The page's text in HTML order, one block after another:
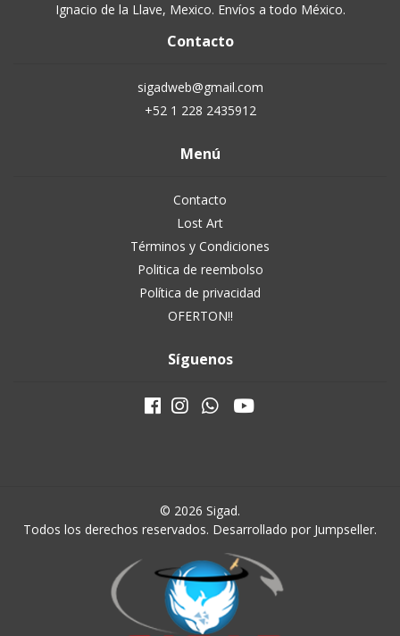
Ignacio de la Llave, Mexico. Envíos a todo México.
Contacto
sigadweb@gmail.com
+52 1 228 2435912
Menú
Contacto
Lost Art
Términos y Condiciones
Politica de reembolso
Política de privacidad
OFERTON!!
Síguenos
© 2026 Sigad.
Todos los derechos reservados. Desarrollado por Jumpseller.